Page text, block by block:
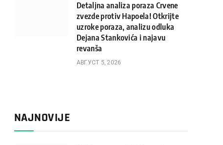
Detaljna analiza poraza Crvene
zvezde protiv Hapoela! Otkrijte
uzroke poraza, analizu odluka
Dejana Stankovića i najavu
revanša
АВГУСТ 5, 2026
NAJNOVIJE